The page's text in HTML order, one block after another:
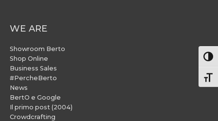
WE ARE
Showroom Berto
Shop Online
Business Sales
#PercheBerto
News
BertO e Google
Il primo post (2004)
Crowdcrafting